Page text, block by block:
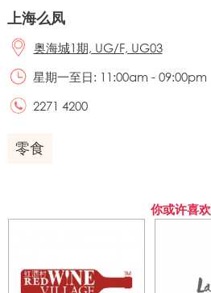
上海么凤
奥海城1期, UG/F, UG03
星期一至日: 11:00am - 09:00pm
2271 4200
零食
你或许喜欢